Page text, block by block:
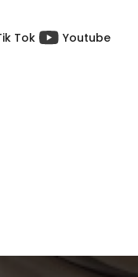
Tok Youtube